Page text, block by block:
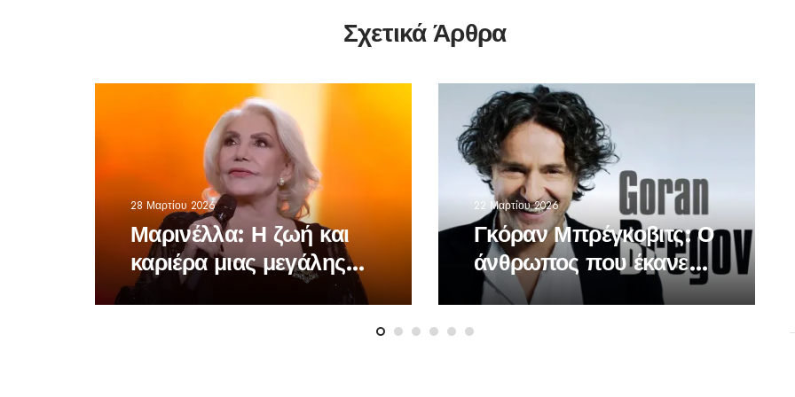
Σχετικά Άρθρα
28 Μαρτίου 2026
Μαρινέλλα: Η ζωή και
καριέρα μιας μεγάλης
τραγουδίστριας
22 Μαρτίου 2026
Γκόραν Μπρέγκοβιτς: Ο
άνθρωπος που έκανε
τον βαλκανικό ήχο